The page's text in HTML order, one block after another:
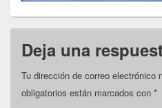
Deja una
Tu dirección de correo electrónico
obligatorios están marcados con *